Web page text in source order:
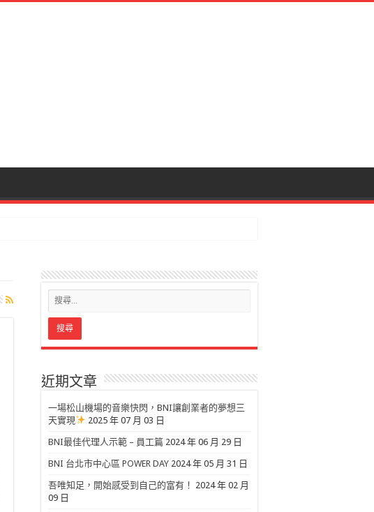
近期文章
一場松山機場的音樂快閃，BNI讓創業者的夢想三
天實現
2025 年 07 月 03 日
BNI最佳代理人示範 – 員工篇 2024 年 06 月 29 日
BNI 台北市中心區 POWER DAY 2024 年 05 月 31 日
吾唯知足，開始感受到自己的富有！ 2024 年 02 月
09 日